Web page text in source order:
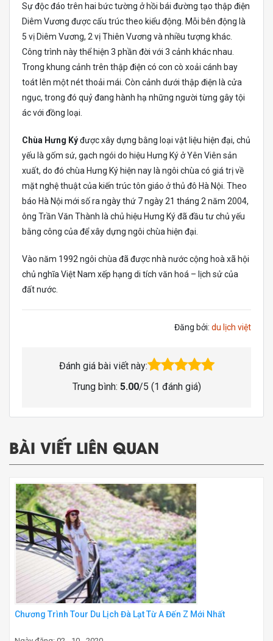
Sự độc đáo trên hai bức tường ở hồi bái đường tạo thập điện
Diêm Vương được cấu trúc theo kiểu động. Mỗi bên động là
5 vị Diêm Vương, 2 vị Thiên Vương và nhiều tượng khác.
Công trình này thể hiện 3 phần đời với 3 cảnh khác nhau.
Trong khung cảnh trên thập điện có con cò xoải cánh bay
toát lên một nét thoải mái. Còn cảnh dưới thập điện là cửa
ngục, trong đó quỷ đang hành hạ những người từng gây tội
ác với đồng loại.
Chùa Hưng Kýđược xây dựng bằng loại vật liệu hiện đại, chủ
yếu là gốm sứ, gạch ngói do hiệu Hưng Ký ở Yên Viên sản
xuất, do đó chùa Hưng Ký hiện nay là ngôi chùa có giá trị về
mặt nghệ thuật của kiến trúc tôn giáo ở thủ đô Hà Nội. Theo
báo Hà Nội mới số ra ngày thứ 7 ngày 21 tháng 2 năm 2004,
ông Trần Văn Thành là chủ hiệu Hưng Ký đã đầu tư chủ yếu
bằng công của để xây dựng ngôi chùa hiện đại.
Vào năm 1992 ngôi chùa đã được nhà nước cộng hoà xã hội
chủ nghĩa Việt Nam xếp hạng di tích văn hoá – lịch sử của
đất nước.
Đăng bởi: du lịch việt
Đánh giá bài viết này:
Trung bình: 5.00/5 (1 đánh giá)
BÀI VIẾT LIÊN QUAN
Chương Trình Tour Du Lịch Đà Lạt Từ A Đến Z Mới Nhất